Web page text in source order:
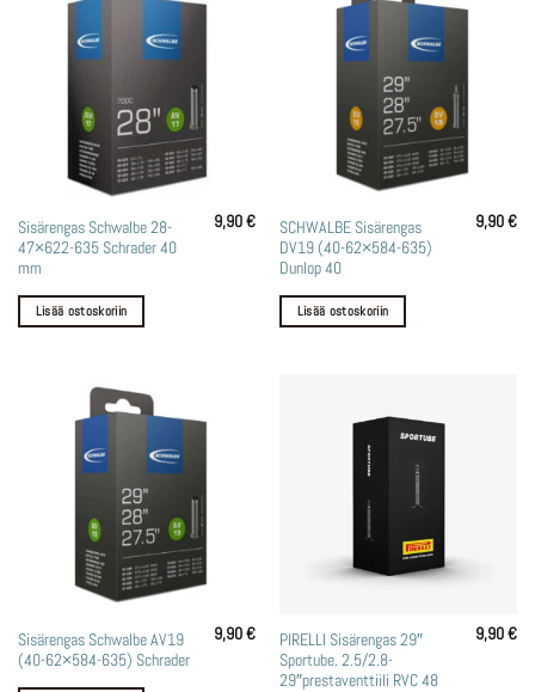
Sisärengas Schwalbe 28-
47×622-635 Schrader 40
mm
9,90€
Lisää ostoskoriin
SCHWALBE Sisärengas
DV19 (40-62×584-635)
Dunlop 40
9,90€
Lisää ostoskoriin
Sisärengas Schwalbe AV19
(40-62×584-635) Schrader
9,90€
PIRELLI Sisärengas 29″
Sportube. 2.5/2.8-
29″prestaventtiili RVC 48
9,90€